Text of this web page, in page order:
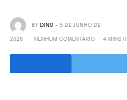
BY DINO 5 DE JUNHO DE
2026 NENHUM COMENTÁRIO 4 MINS